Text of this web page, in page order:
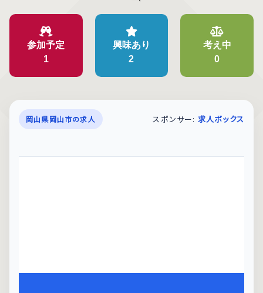
参加予定
1
興味あり
2
考え中
0
岡山県岡山市の求人 スポンサー: 求人ボックス